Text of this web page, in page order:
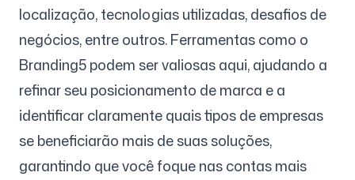
localização, tecnologias utilizadas, desafios de
negócios, entre outros. Ferramentas como o
Branding5 podem ser valiosas aqui, ajudando a
refinar seu posicionamento de marca e a
identificar claramente quais tipos de empresas
se beneficiarão mais de suas soluções,
garantindo que você foque nas contas mais